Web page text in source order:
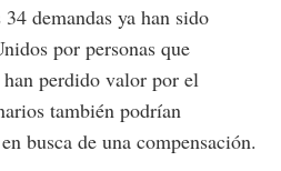
demandas ya han sido
por personas que
perdido valor por el
también podrían
busca de una compensación.